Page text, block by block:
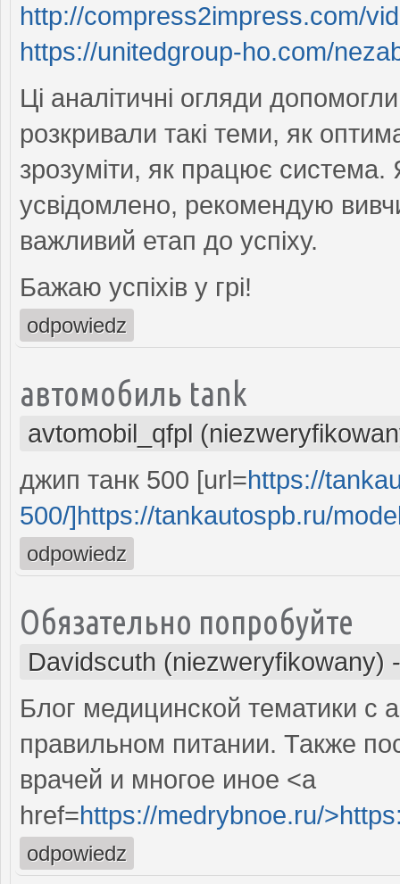
http://compress2impress.com/
https://unitedgroup-ho.com/
Ці аналітичні огляди
розкривали такі теми, як
зрозуміти, як працює
усвідомлено, рекомендую
важливий етап до успіху.
Бажаю успіхів у грі!
odpowiedz
автомобиль tank
avtomobil_qfpl
джип танк 500 [url=https://
500/]https://tankautospb.ru/
odpowiedz
Обязательно попробуйте
Davidscuth (niezweryfikowany)
Блог медицинской тематики с
правильном питании. Также
врачей и многое иное <a
href=https://medrybnoe.ru/
odpowiedz